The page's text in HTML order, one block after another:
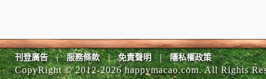
刊登廣告 | 服務條款 | 免責聲明 | 隱私權政策
CopyRight © 2012-2026 happymacao.com. All Rights